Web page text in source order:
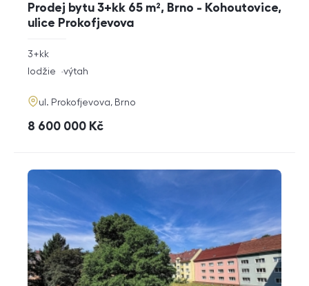
Prodej bytu 3+kk 65 m², Brno - Kohoutovice,
ulice Prokofjevova
rozměry
dispozice
3+kk
funkce
lodžie výtah
adresa
ul. Prokofjevova, Brno
cena
8 600 000 Kč